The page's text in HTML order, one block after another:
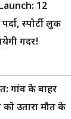
12
स्पोर्टी लुक
गदर!
गांव के बाहर
उतारा मौत के